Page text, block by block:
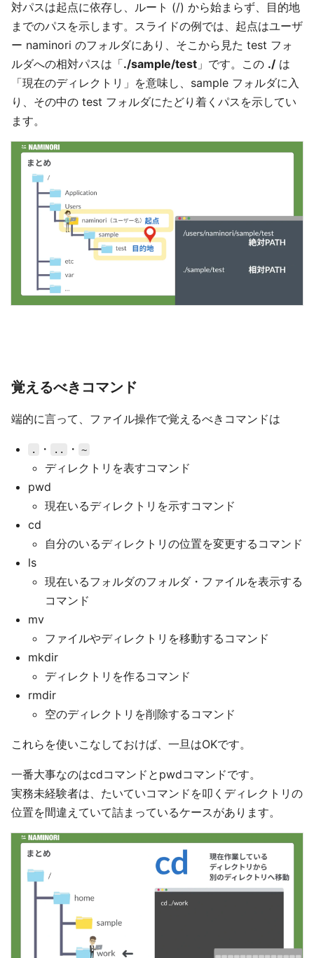
対パスは起点に依存し、ルート (/) から始まらず、目的地
までのパスを示します。スライドの例では、起点はユーザ
ー naminori のフォルダにあり、そこから見た test フォ
ルダへの相対パスは「./sample/test 」です。この ./ は
「現在のディレクトリ」を意味し、sample フォルダに入
り、その中の test フォルダにたどり着くパスを示してい
ます。
覚えるべきコマンド
端的に言って、ファイル操作で覚えるべきコマンドは
. ・ .. ・ ~
ディレクトリを表すコマンド
pwd
現在いるディレクトリを示すコマンド
cd
自分のいるディレクトリの位置を変更するコマンド
ls
現在いるフォルダのフォルダ・ファイルを表示する
コマンド
mv
ファイルやディレクトリを移動するコマンド
mkdir
ディレクトリを作るコマンド
rmdir
空のディレクトリを削除するコマンド
これらを使いこなしておけば、一旦はOKです。
一番大事なのはcdコマンドとpwdコマンドです。
実務未経験者は、たいていコマンドを叩くディレクトリの
位置を間違えていて詰まっているケースがあります。